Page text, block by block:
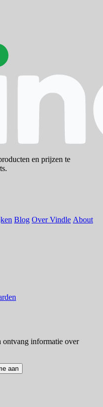
en prijzen te
Blog Over Vindle About
informatie over
aan